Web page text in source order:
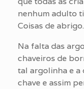
nenhum adulto
Coisas de abrigo.
Na falta das
chaveiros de
tal argolinha e a
chave e assim